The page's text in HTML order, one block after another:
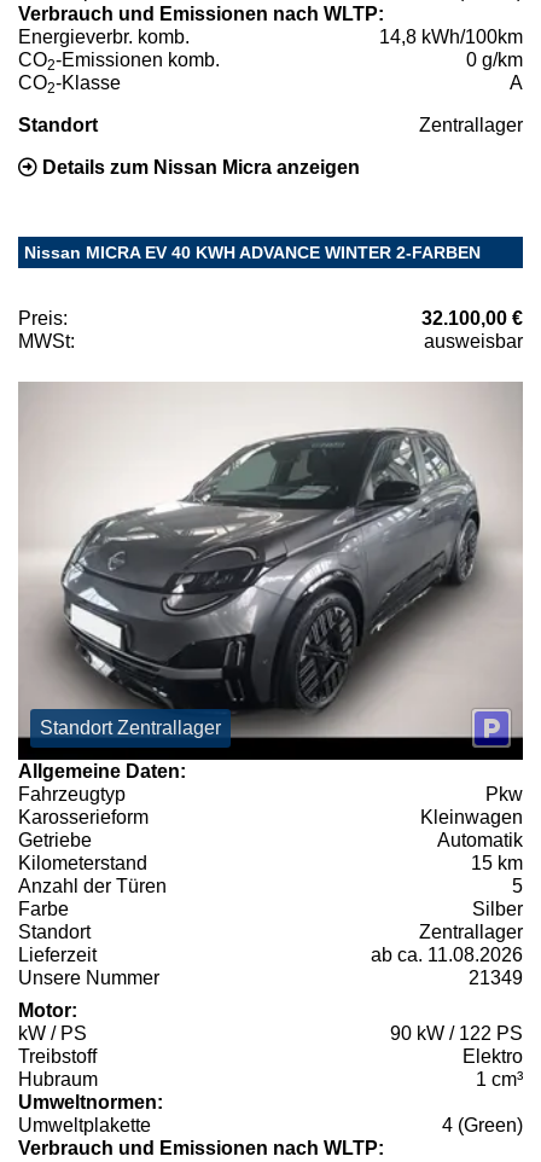
Verbrauch und Emissionen nach WLTP:
Energieverbr. komb.
14,8 kWh/100km
CO2-Emissionen komb.
0 g/km
CO2-Klasse A
Standort Zentrallager
Details zum Nissan Micra anzeigen
Nissan MICRA EV 40 KWH ADVANCE WINTER 2-FARBEN
Preis:
32.100,00 €
MWSt:
ausweisbar
Standort Zentrallager
Allgemeine Daten:
Fahrzeugtyp
Pkw
Karosserieform
Kleinwagen
Getriebe
Automatik
Kilometerstand
15 km
Anzahl der Türen
5
Farbe
Silber
Standort
Zentrallager
Lieferzeit
ab ca. 11.08.2026
Unsere Nummer
21349
Motor:
kW / PS
90 kW / 122 PS
Treibstoff
Elektro
Hubraum
1 cm³
Umweltnormen:
Umweltplakette
4 (Green)
Verbrauch und Emissionen nach WLTP: